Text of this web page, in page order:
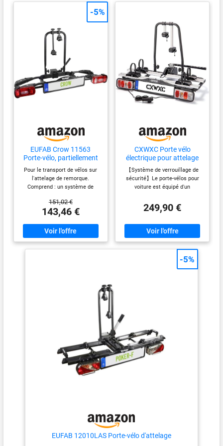
votre porte-vélos Thule
VeloSpace XT d’une place
Installation aisée grâce aux
boutons-poussoirs à
ressort Capacité de
chargement maximale de
15 kg
EUFAB Crow 11563
Porte-vélo, partiellement
pré-monté, pour vélo
électrique
Pour le transport de vélos sur
l'attelage de remorque.
Comprend : un système de
dispositif antivol. Charge
maximale : 50 kg. Empattement
des rails : 18 cm.
151,02 €
143,46 €
-5%
CXWXC Porte vélo
électrique pour attelage
de remorque 2 vélos,
Charge utile maximale 60
kg, Porte-vélos d'attelage
de remorque avec feu
【Système de verrouillage de
sécurité】Le porte-vélos pour
voiture est équipé d'un
de pinces de retenue pour
garantir que le vélo ne tombe
le trajet soit plus stable.
【Éclairage intégré et support
de plaque d'immatriculation】
dispose d'un éclairage intégré
et d'un support de plaque
au volant. 【Compatibilité】Il
est adapté à tous les types de
VUS et de berlines et peut
transporter en toute sécurité
différentes tailles de vélos, y
haute qualité et peut être
utilisé dans toutes les
conditions météorologiques.
【Facile à monter et à
249,90 €
EUFAB 12010LAS Porte-vélo d'attelage
-5%